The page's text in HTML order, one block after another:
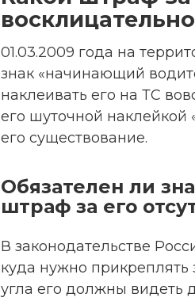
01.03.2009 года на
знак «начинающий
наклеивать его на ТС
его шуточной наклейкой
его существование.
Обязателен ли
штраф за его
В законодательстве
куда нужно прикреплять
угла его должны видеть